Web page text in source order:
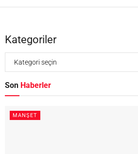
Kategoriler
Son Haberler
MANŞET